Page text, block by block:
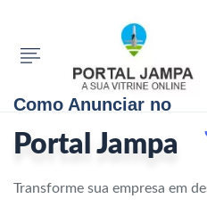
Como Anunciar no
Portal Jampa
Transforme sua empresa em